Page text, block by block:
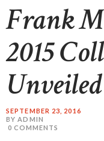
Frank
2015
SEPTEMBER 23, 2016
BY ADMIN
0 COMMENTS